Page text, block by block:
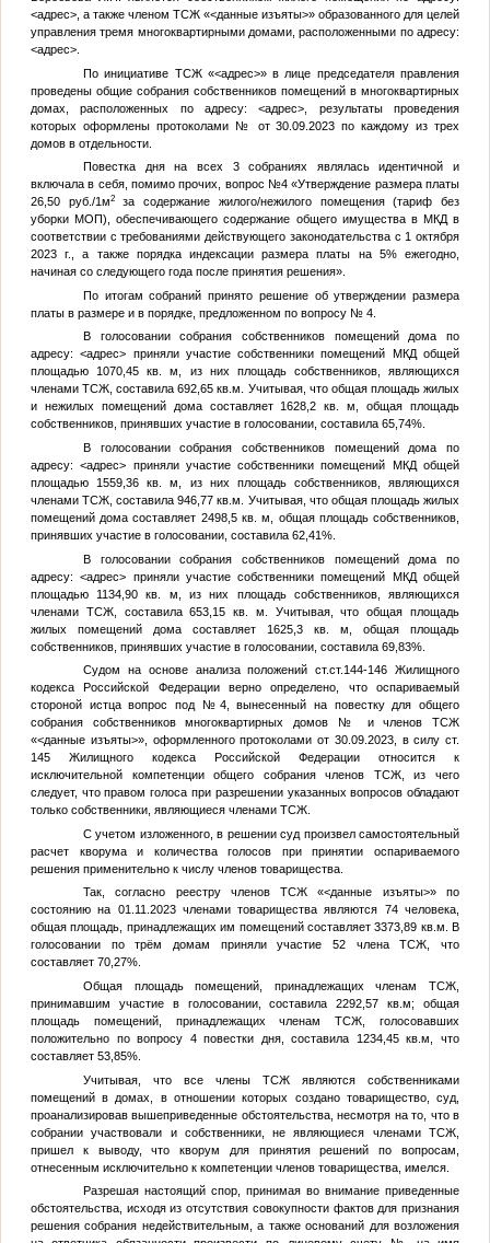
<адрес>, а также членом ТСЖ «<данные изъяты>» образованного для целей
управления тремя многоквартирными домами, расположенными по адресу:
<адрес>.
По инициативе ТСЖ «<адрес>» в лице председателя правления
проведены общие собрания собственников помещений в многоквартирных
домах, расположенных по адресу:<адрес> , результаты проведения
которых оформлены протоколами №
от 30.09.2023 по каждому из трех
домов в отдельности.
Повестка дня на всех 3 собраниях являлась идентичной и
включала в себя, помимо прочих, вопрос №4 «Утверждение размера платы
26,50 руб./1м2за содержание жилого/нежилого помещения (тариф без
уборки МОП), обеспечивающего содержание общего имущества в МКД в
соответствии с требованиями действующего законодательства с 1 октября
2023 г., а также порядка индексации размера платы на 5% ежегодно,
начиная со следующего года после принятия решения».
По итогам собраний принято решение об утверждении размера
платы в размере и в порядке, предложенном по вопросу № 4.
В голосовании собрания собственников помещений дома по
адресу:<адрес> приняли участие собственники помещений МКД общей
площадью 1070,45 кв. м, из них площадь собственников, являющихся
членами ТСЖ, составила 692,65 кв.м. Учитывая, что общая площадь жилых
и нежилых помещений дома составляет 1628,2 кв. м, общая площадь
собственников, принявших участие в голосовании, составила 65,74%.
В голосовании собрания собственников помещений дома по
адресу:<адрес> приняли участие собственники помещений МКД общей
площадью 1559,36 кв. м, из них площадь собственников, являющихся
членами ТСЖ, составила 946,77 кв.м. Учитывая, что общая площадь жилых
помещений дома составляет 2498,5 кв. м, общая площадь собственников,
принявших участие в голосовании, составила 62,41%.
В голосовании собрания собственников помещений дома по
адресу:<адрес> приняли участие собственники помещений МКД общей
площадью 1134,90 кв. м, из них площадь собственников, являющихся
членами ТСЖ, составила 653,15 кв. м. Учитывая, что общая площадь
жилых помещений дома составляет 1625,3 кв. м, общая площадь
собственников, принявших участие в голосовании, составила 69,83%.
Судом на основе анализа положений ст.ст.144-146 Жилищного
кодекса Российской Федерации верно определено, что оспариваемый
стороной истца вопрос под №4, вынесенный на повестку для общего
собрания собственников многоквартирных домов №
и членов ТСЖ
«<данные изъяты>», оформленного протоколами от 30.09.2023, в силу ст.
145 Жилищного кодекса Российской Федерации относится к
исключительной компетенции общего собрания членов ТСЖ, из чего
следует, что правом голоса при разрешении указанных вопросов обладают
только собственники, являющиеся членами ТСЖ.
С учетом изложенного, в решении суд произвел самостоятельный
расчет кворума и количества голосов при принятии оспариваемого
решения применительно к числу членов товарищества.
Так, согласно реестру членов ТСЖ «<данные изъяты>» по
состоянию на 01.11.2023 членами товарищества являются 74 человека,
общая площадь, принадлежащих им помещений составляет 3373,89 кв.м. В
голосовании по трём домам приняли участие 52 члена ТСЖ, что
составляет 70,27%.
Общая площадь помещений, принадлежащих членам ТСЖ,
принимавшим участие в голосовании, составила 2292,57 кв.м; общая
площадь помещений, принадлежащих членам ТСЖ, голосовавших
положительно по вопросу 4 повестки дня, составила 1234,45 кв.м, что
составляет 53,85%.
Учитывая, что все члены ТСЖ являются собственниками
помещений в домах, в отношении которых создано товарищество, суд,
проанализировав вышеприведенные обстоятельства, несмотря на то, что в
собрании участвовали и собственники, не являющиеся членами ТСЖ,
пришел к выводу, что кворум для принятия решений по вопросам,
отнесенным исключительно к компетенции членов товарищества, имелся.
Разрешая настоящий спор, принимая во внимание приведенные
обстоятельства, исходя из отсутствия совокупности фактов для признания
решения собрания недействительным, а также оснований для возложения